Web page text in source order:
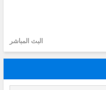
البث المباشر